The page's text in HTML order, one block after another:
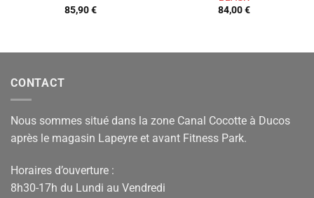
85,90€
84,00€
CONTACT
Nous sommes situé dans la zone Canal Cocotte à Ducos
après le magasin Lapeyre et avant Fitness Park.
Horaires d’ouverture :
8h30-17h du Lundi au Vendredi